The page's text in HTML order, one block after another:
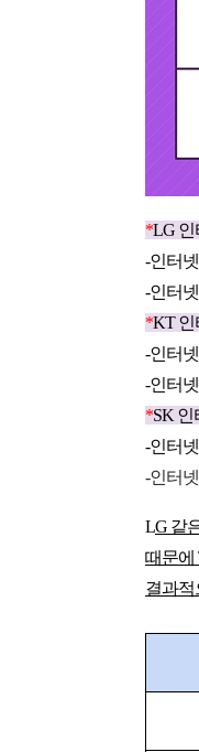
*LG 인
-인터
-인터
*KT 인
-인터
-인터
*SK 인
-인터
-인터
LG 같
때문에
결과적